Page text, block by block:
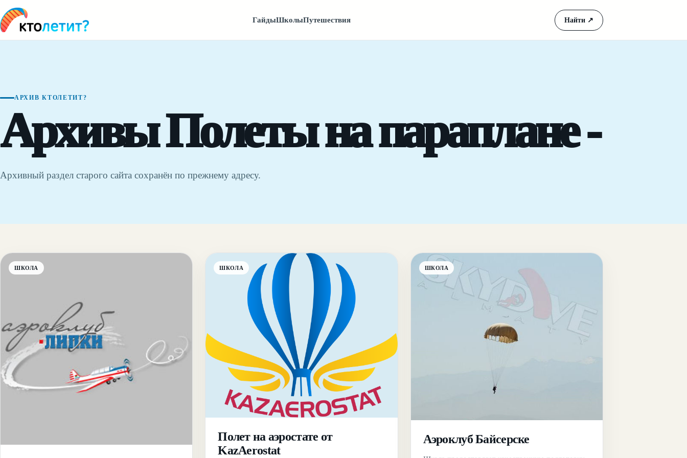
ГайдыШколыПутешествия Найти ↗
АРХИВ КТОЛЕТИТ?
Архивы Полеты на параплане -
Архивный раздел старого сайта сохранён по прежнему адресу.
ШКОЛА ШКОЛА
Полет на аэростате от
KazAerostat
ШКОЛА
Аэроклуб Байсерске